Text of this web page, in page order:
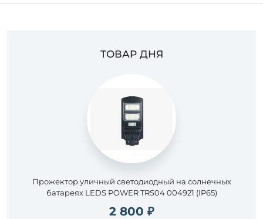
ТОВАР ДНЯ
Прожектор уличный светодиодный на солнечных
батареях LEDS POWER TRS04 004921 (IP65)
2 800 ₽